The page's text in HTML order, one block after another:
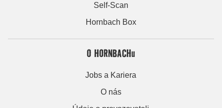
Self-Scan
Hornbach Box
O HORNBACHu
Jobs a Kariera
O nás